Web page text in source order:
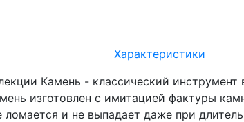
Характеристики
Камень - классический
изготовлен с имитацией фактуры
и не выпадает даже при